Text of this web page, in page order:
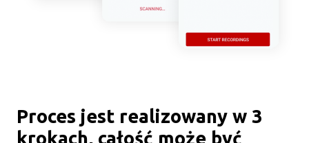
Proces jest realizowany w 3
krokach, całość może być